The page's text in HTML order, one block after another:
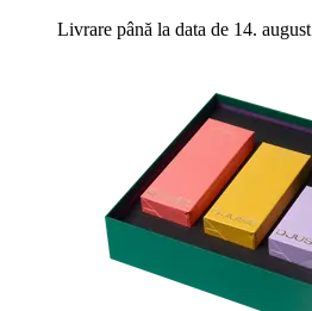
Livrare până la data de 14. august